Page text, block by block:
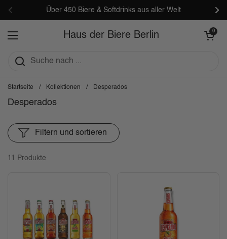
Zum Inhalt springen
Zurück
Über 450 Biere & Softdrinks aus aller Welt
Haus der Biere Berlin
Menü öffnen
Warenkorb
0
Startseite / Kollektionen / Desperados
Desperados
11 Produkte
Filtern und sortieren